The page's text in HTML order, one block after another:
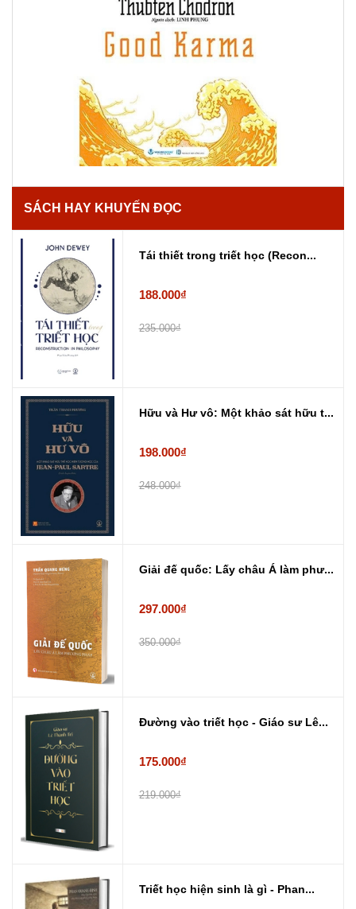
SÁCH HAY KHUYẾN ĐỌC
Tái thiết trong triết học (Recon...
188.000₫
235.000₫
Hữu và Hư vô: Một khảo sát hữu t...
198.000₫
248.000₫
Giải đế quốc: Lấy châu Á làm phư...
297.000₫
350.000₫
Đường vào triết học - Giáo sư Lê...
175.000₫
219.000₫
Triết học hiện sinh là gì - Phan...